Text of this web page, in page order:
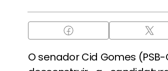
O senador Cid Gomes